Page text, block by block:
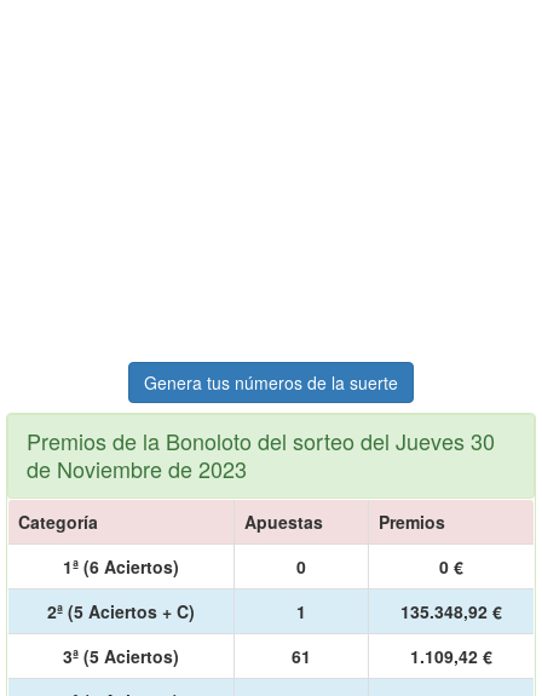
Genera tus números de la suerte
Premios de la Bonoloto del sorteo del Jueves 30
de Noviembre de 2023
Categoría Apuestas
Premios
1ª (6 Aciertos)
0
0 €
2ª (5 Aciertos + C)
1
135.348,92 €
3ª (5 Aciertos)
61
1.109,42 €